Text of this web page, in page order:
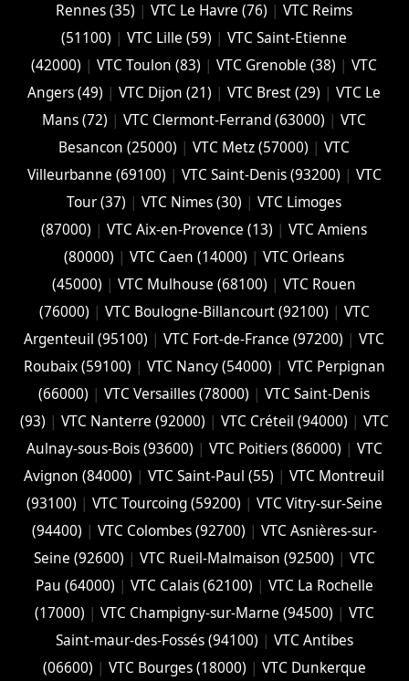
Rennes (35) |VTC Le Havre (76) |VTC Reims
(51100) |VTC Lille (59) |VTC Saint-Etienne
(42000) |VTC Toulon (83) |VTC Grenoble (38) |VTC
Angers (49) |VTC Dijon (21) |VTC Brest (29) |VTC Le
Mans (72) |VTC Clermont-Ferrand (63000) |VTC
Besancon (‎25000) |VTC Metz (57000) |VTC
Villeurbanne (‎69100) | VTC Saint-Denis (93200) | VTC
Tour (37) |VTC Nimes (30) |VTC Limoges
(‎87000) |VTC Aix-en-Provence (13) |VTC Amiens
(‎80000) |VTC Caen (14000) |VTC Orleans
(45000) |VTC Mulhouse (68100) |VTC Rouen
(76000) | VTC Boulogne-Billancourt (92100) | VTC
Argenteuil (95100) |VTC Fort-de-France (97200) |VTC
Roubaix (‎59100) | VTC Nancy (‎54000) | VTC Perpignan
(66000) |VTC Versailles (‎78000) |VTC Saint-Denis
(93) | VTC Nanterre (92000) | VTC Créteil (94000) | VTC
Aulnay-sous-Bois (93600) | VTC Poitiers (86000) | VTC
Avignon (84000) |VTC Saint-Paul (55) |VTC Montreuil
(93100) | VTC Tourcoing (59200) | VTC Vitry-sur-Seine
(94400) | VTC Colombes (92700) | VTC Asnières-sur-
Seine (92600) | VTC Rueil-Malmaison (92500) | VTC
Pau (64000) | VTC Calais (‎62100) | VTC La Rochelle
(17000) | VTC Champigny-sur-Marne (94500) | VTC
Saint-maur-des-Fossés (94100) | VTC Antibes
(06600) | VTC Bourges (18000) | VTC Dunkerque